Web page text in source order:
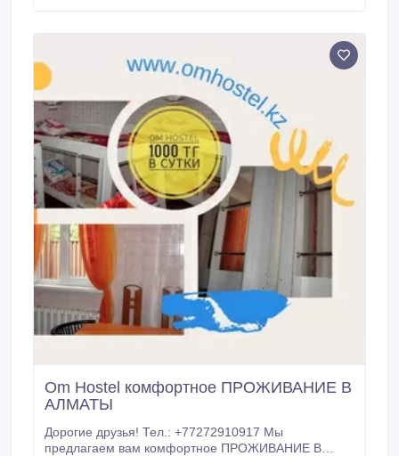
Om Hostel комфортное ПРОЖИВАНИЕ В
АЛМАТЫ
Дорогие друзья! Тел.: +77272910917 Мы
предлагаем вам комфортное ПРОЖИВАНИЕ В